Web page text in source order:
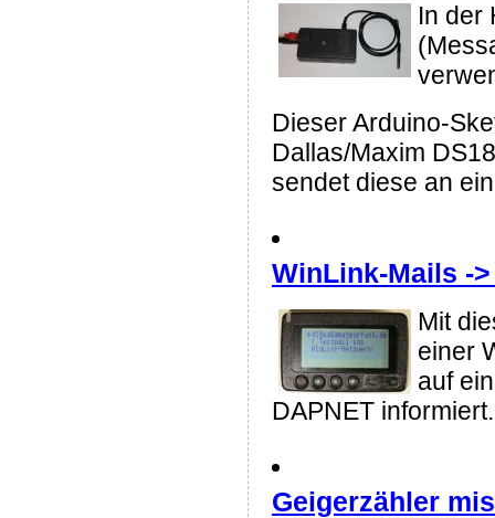
In der
Dieser Arduino-
Dallas/Maxim
sendet diese an
WinLink-Mails -
Mit
einer
auf
DAPNET informiert.
Geigerzähler